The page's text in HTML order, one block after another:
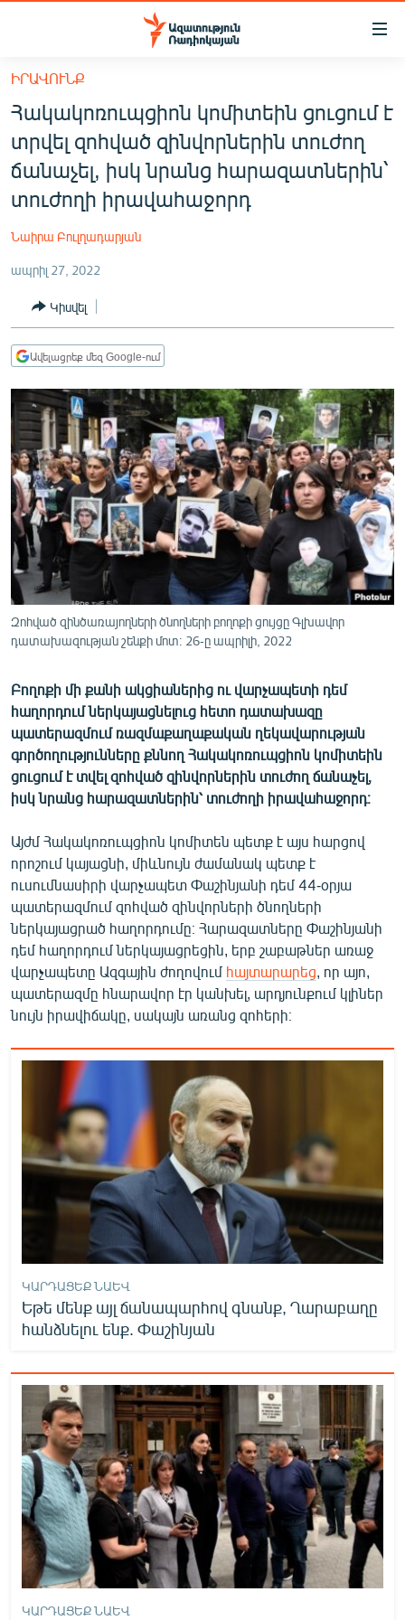
Մատչելիության
հիմնական
բովանդակությանը
հիմնական
մենյուին
Որոնում
ՀԱՅԱՍՏԱՆ
ՔԱՂԱՔԱԿԱՆ
ԸՆՏՐՈՒԹՅՈՒՆՆԵՐ 2026
ՊԱՏԵՐԱԶՄԻ 6 ՇԱԲԱԹՆԵՐԸ
ՏԱՐԱԾԱՇՐՋԱՆ
ՄԻՋԱԶԳԱՅԻՆ
ՄՇԱԿՈՒՅԹ
ՍՊՈՐՏ
ՄԵԿՆԱԲԱՆՈՒԹՅՈՒՆ
ՏՏ ԵՒ ԻՆՏԵՐՆԵՏ
ԿՈՐՈՆԱՎԻՐՈՒՍ
ԱՐԽԻՎ
ՏԵՍԱՆՅՈՒԹԵՐ
ԲԱՆԱՎԵՃ
ՁԳՏԵԼՈՎ ԼԱՎԱԳՈՒՅՆԻՆ
ՓՈԴՔԱՍԹ
Հայերեն
Русский
ՀԵՏԵՎԵՔ ՄԵԶ
ԻՐԱՎՈՒՆՔ
Հակակոռուպցիոն կոմիտեին ցուցում է
տրվել զոհված զինվորներին տուժող
ճանաչել, իսկ նրանց հարազատներին՝
տուժողի իրավահաջորդ
Նաիրա Բուլղադարյան
ապրիլ 27, 2022
Կիսվել
Ավելացրեք մեզ Google-ում
Զոհված զինծառայողների ծնողների բողոքի ցույցը Գլխավոր
դատախազության շենքի մոտ։ 26-ը ապրիլի, 2022
Բողոքի մի քանի ակցիաներից ու վարչապետի դեմ
հաղորդում ներկայացնելուց հետո դատախազը
պատերազմում ռազմաքաղաքական ղեկավարության
գործողությունները քննող Հակակոռուպցիոն կոմիտեին
ցուցում է տվել զոհված զինվորներին տուժող ճանաչել,
իսկ նրանց հարազատներին՝ տուժողի իրավահաջորդ։
Այժմ Հակակոռուպցիոն կոմիտեն պետք է այս հարցով
որոշում կայացնի, միևնույն ժամանակ պետք է
ուսումնասիրի վարչապետ Փաշինյանի դեմ 44-օրյա
պատերազմում զոհված զինվորների ծնողների
ներկայացրած հաղորդումը։ Հարազատները Փաշինյանի
դեմ հաղորդում ներկայացրեցին, երբ շաբաթներ առաջ
վարչապետը Ազգային ժողովում հայտարարեց , որ այո,
պատերազմը հնարավոր էր կանխել, արդյունքում կլիներ
նույն իրավիճակը, սակայն առանց զոհերի։
ԿԱՐԴԱՑԵՔ ՆԱԵՎ
Եթե մենք այլ ճանապարհով գնանք, Ղարաբաղը
հանձնելու ենք. Փաշինյան
ԿԱՐԴԱՑԵՔ ՆԱԵՎ